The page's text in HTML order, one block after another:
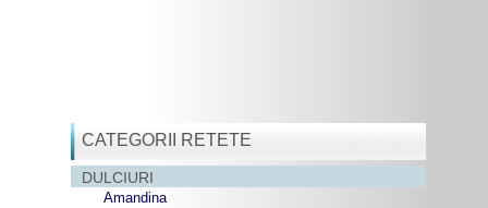
CATEGORII RETETE
DULCIURI
Amandina